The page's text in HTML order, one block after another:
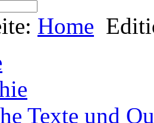
Home
Texte und